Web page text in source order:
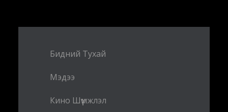
Бидний Тухай
Мэдээ
Кино Шүүмжлэл